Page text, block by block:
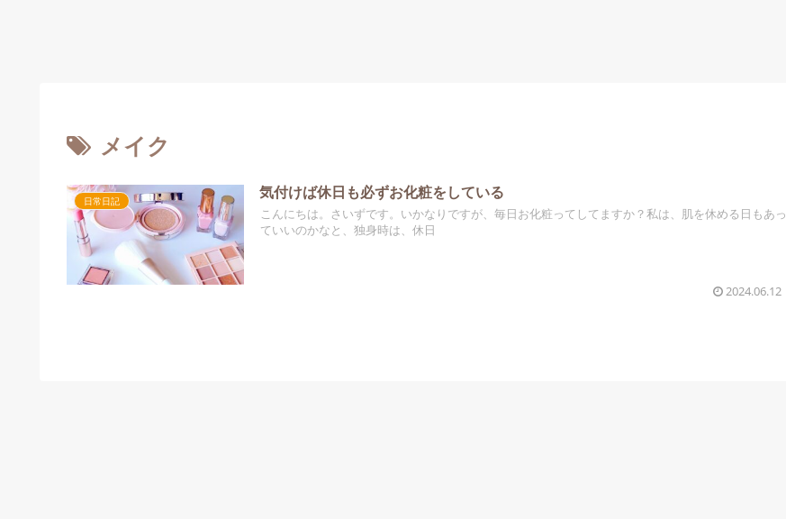
メイク
日常日記 気付けば休日も必ずお化粧をしている
こんにちは。さいずです。いかなりですが、毎日お化粧ってしてますか？私は、肌を休める日もあっ
ていいのかなと、独身時は、休日
2024.06.12